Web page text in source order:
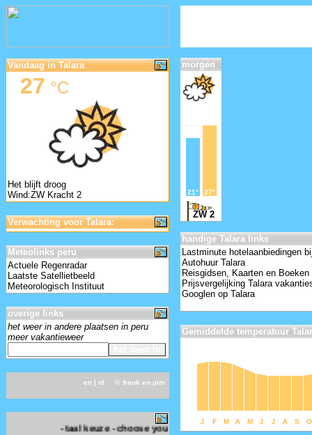
Vandaag in Talara
27 °C
Het blijft droog
Wind:ZW Kracht 2
Verwachting voor Talara:
Meteolinks peru
Actuele Regenradar
Laatste Satellietbeeld
Meteorologisch Instituut
overige links
het weer in andere plaatsen in peru
meer vakantieweer
en | nl © frank en pim
- taal keuze - choose your language -
morgen
21° 27°
ZW 2
handige Talara links
Lastminute hotelaanbiedingen
Autohuur Talara
Reisgidsen, Kaarten en Boeken
Prijsvergelijking Talara
Googlen op Talara
Gemiddelde temperatuur
J F M A M J J A S O